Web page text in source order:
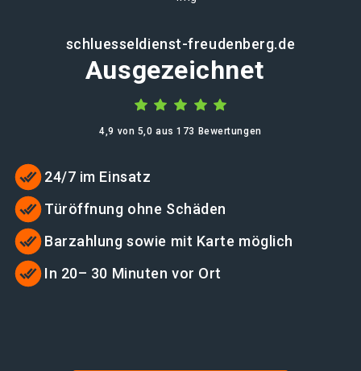
schluesseldienst-freudenberg.de
Ausgezeichnet
4,9 von 5,0 aus 173 Bewertungen
24/7 im Einsatz
Türöffnung ohne Schäden
Barzahlung sowie mit Karte möglich
In 20– 30 Minuten vor Ort